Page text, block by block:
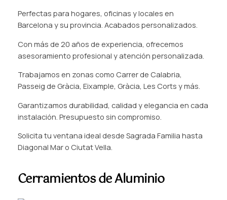
Perfectas para hogares, oficinas y locales en
Barcelona y su provincia. Acabados personalizados.
Con más de 20 años de experiencia, ofrecemos
asesoramiento profesional y atención personalizada.
Trabajamos en zonas como Carrer de Calabria,
Passeig de Gràcia, Eixample, Gràcia, Les Corts y más.
Garantizamos durabilidad, calidad y elegancia en cada
instalación. Presupuesto sin compromiso.
Solicita tu ventana ideal desde Sagrada Familia hasta
Diagonal Mar o Ciutat Vella.
Cerramientos de Aluminio